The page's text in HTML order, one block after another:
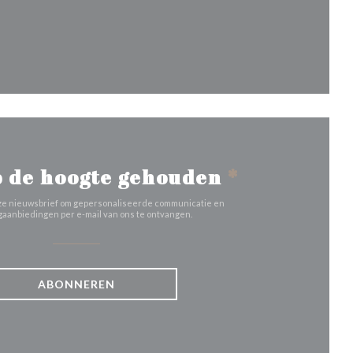
venster))
de hoogte gehouden *
nieuwsbrief om gepersonaliseerde communicatie en
per e-mail van ons te ontvangen.
ABONNEREN